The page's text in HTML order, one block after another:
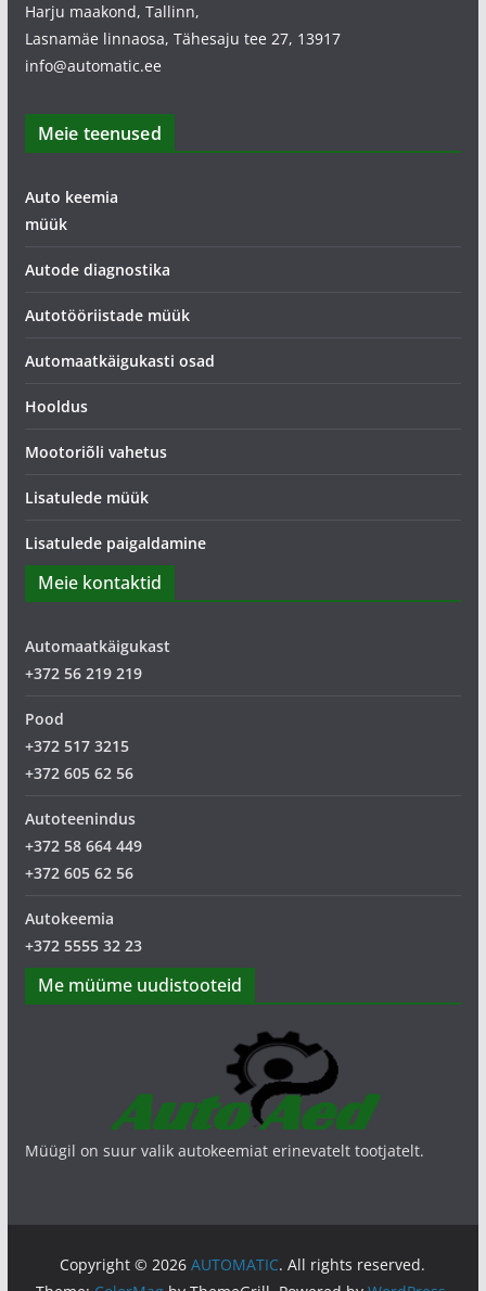
Harju maakond, Tallinn,
Lasnamäe linnaosa, Tähesaju tee 27, 13917
info@automatic.ee
Meie teenused
Auto keemia
müük
Autode diagnostika
Autotööriistade müük
Automaatkäigukasti osad
Hooldus
Mootoriõli vahetus
Lisatulede müük
Lisatulede paigaldamine
Meie kontaktid
Automaatkäigukast
+372 56 219 219
Pood
+372 517 3215
+372 605 62 56
Autoteenindus
+372 58 664 449
+372 605 62 56
Autokeemia
+372 5555 32 23
Me müüme uudistooteid
Müügil on suur valik autokeemiat erinevatelt tootjatelt.
Copyright © 2026AUTOMATIC. All rights reserved.